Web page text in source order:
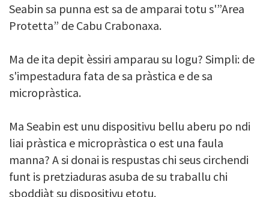
Seabin sa punna est sa de amparai totu s'”Area
Protetta” de Cabu Crabonaxa.
Ma de ita depit èssiri amparau su logu? Simpli: de
s'impestadura fata de sa pràstica e de sa
micropràstica.
Ma Seabin est unu dispositivu bellu aberu po ndi
liai pràstica e micropràstica o est una faula
manna? A si donai is respustas chi seus circhendi
funt is pretziaduras asuba de su traballu chi
sboddiàt su dispositivu etotu.